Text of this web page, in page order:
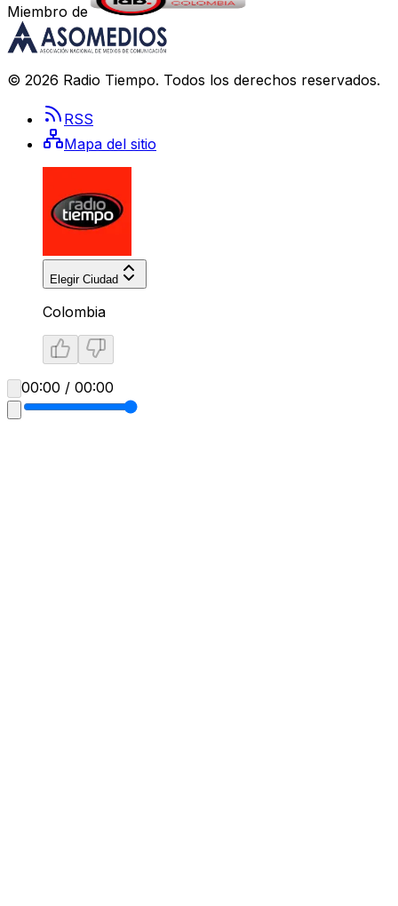
Miembro de
© 2026 Radio Tiempo. Todos los derechos reservados.
RSS
Mapa del sitio
Elegir Ciudad
Colombia
00:00 / 00:00